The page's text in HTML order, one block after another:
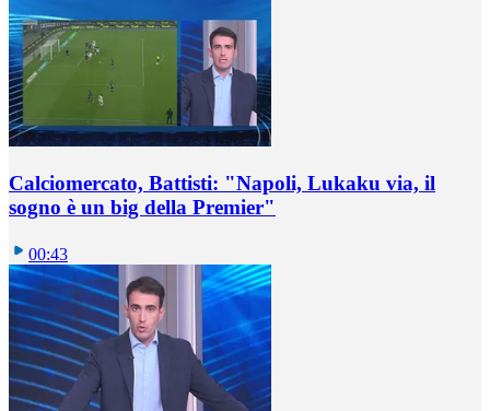
Calciomercato, Battisti: "Napoli, Lukaku via, il
sogno è un big della Premier"
00:43